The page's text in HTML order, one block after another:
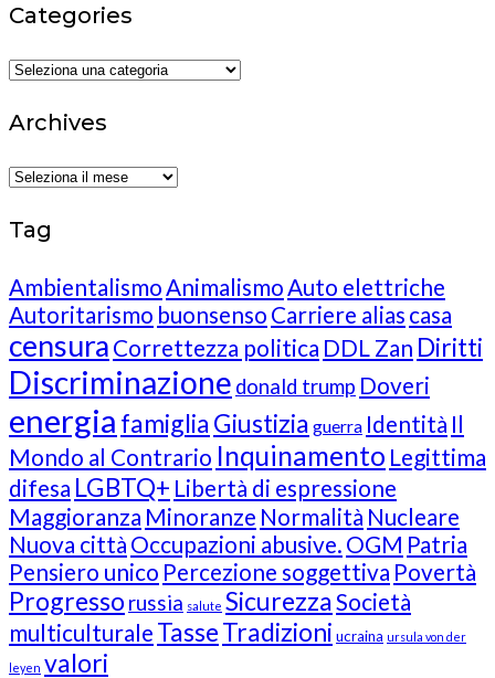
Categories
Categories
Archives
Archives
Tag
Ambientalismo Animalismo Auto elettriche
Autoritarismo buonsenso Carriere alias casa
censura Correttezza politica DDL Zan Diritti
Discriminazione donald trump Doveri
energia famigliaGiustizia guerra Identità Il
Mondo al Contrario Inquinamento Legittima
difesa LGBTQ+ Libertà di espressione
Maggioranza Minoranze Normalità Nucleare
Nuova città Occupazioni abusive. OGM Patria
Pensiero unico Percezione soggettiva Povertà
Progresso russia salute SicurezzaSocietà
multiculturale TasseTradizioni ucraina ursula von der
leyen valori